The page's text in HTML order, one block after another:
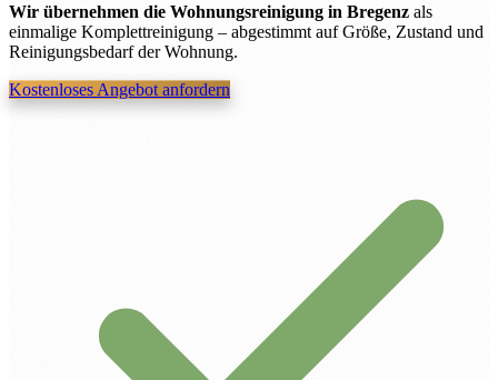
Wir übernehmen die Wohnungsreinigung in Bregenz als
einmalige Komplettreinigung – abgestimmt auf Größe, Zustand und
Reinigungsbedarf der Wohnung.
Kostenloses Angebot anfordern